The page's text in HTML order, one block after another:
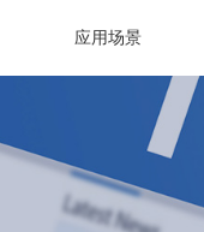
应用场景